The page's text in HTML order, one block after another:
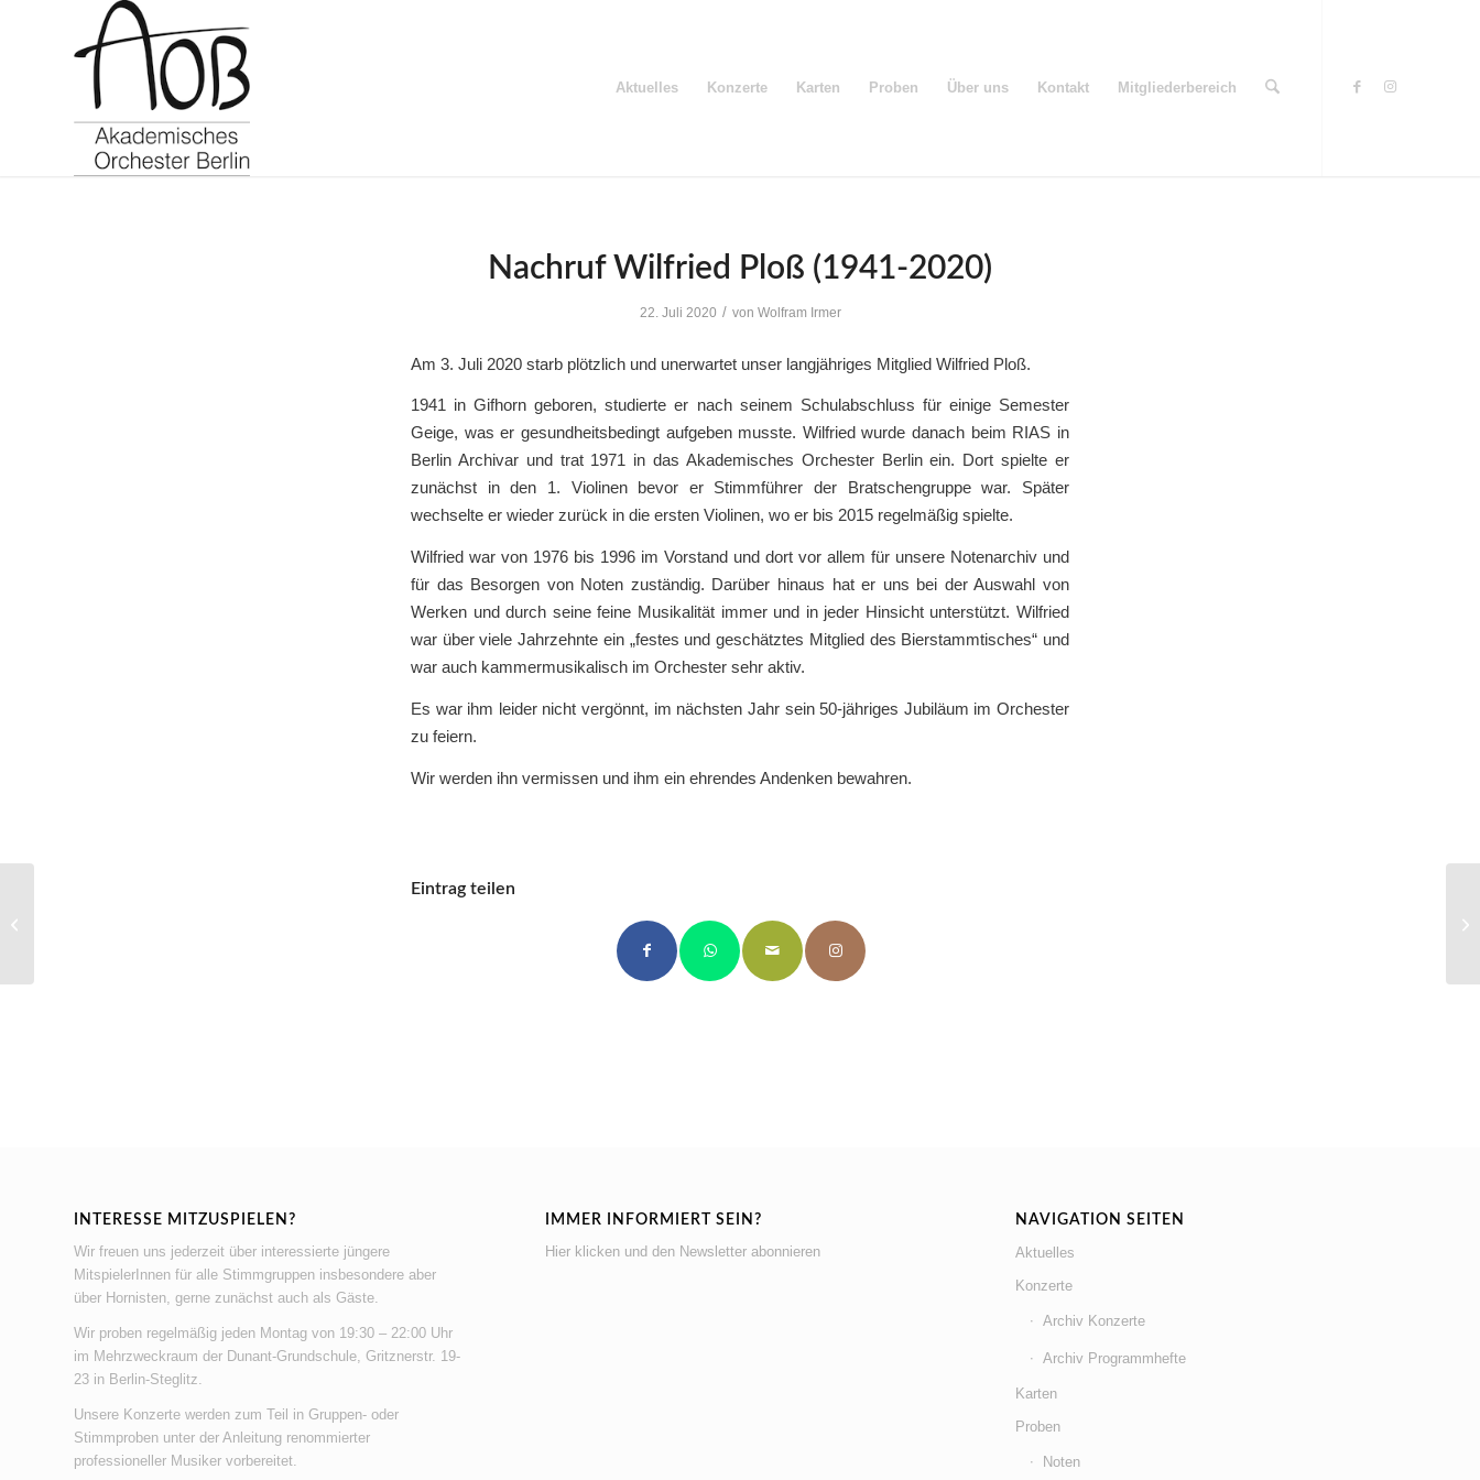
Aktuelles Konzerte Karten Proben Über uns Kontakt Mitgliederbereich
Nachruf Wilfried Ploß (1941-2020)
22. Juli 2020 / von Wolfram Irmer
Am 3. Juli 2020 starb plötzlich und unerwartet unser langjähriges Mitglied Wilfried Ploß.
1941 in Gifhorn geboren, studierte er nach seinem Schulabschluss für einige Semester
Geige, was er gesundheitsbedingt aufgeben musste. Wilfried wurde danach beim RIAS in
Berlin Archivar und trat 1971 in das Akademisches Orchester Berlin ein. Dort spielte er
zunächst in den 1. Violinen bevor er Stimmführer der Bratschengruppe war. Später
wechselte er wieder zurück in die ersten Violinen, wo er bis 2015 regelmäßig spielte.
Wilfried war von 1976 bis 1996 im Vorstand und dort vor allem für unsere Notenarchiv und
für das Besorgen von Noten zuständig. Darüber hinaus hat er uns bei der Auswahl von
Werken und durch seine feine Musikalität immer und in jeder Hinsicht unterstützt. Wilfried
war über viele Jahrzehnte ein „festes und geschätztes Mitglied des Bierstammtisches“ und
war auch kammermusikalisch im Orchester sehr aktiv.
Es war ihm leider nicht vergönnt, im nächsten Jahr sein 50-jähriges Jubiläum im Orchester
zu feiern.
Wir werden ihn vermissen und ihm ein ehrendes Andenken bewahren.
Eintrag teilen
INTERESSE MITZUSPIELEN?
Wir freuen uns jederzeit über interessierte jüngere
MitspielerInnen für alle Stimmgruppen insbesondere aber
über Hornisten, gerne zunächst auch als Gäste.
Wir proben regelmäßig jeden Montag von 19:30 – 22:00 Uhr
im Mehrzweckraum der Dunant-Grundschule, Gritznerstr. 19-
23 in Berlin-Steglitz.
Unsere Konzerte werden zum Teil in Gruppen- oder
Stimmproben unter der Anleitung renommierter
professioneller Musiker vorbereitet.
IMMER INFORMIERT SEIN?
Hier klicken und den Newsletter abonnieren
NAVIGATION SEITEN
Aktuelles
Konzerte
Archiv Konzerte
Archiv Programmhefte
Karten
Proben
Noten